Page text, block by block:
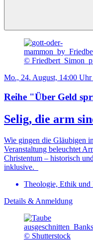
©
Mo., 24. August, 14:00
Reihe "Über Geld
Selig, die arm
Wie gingen die Gläubigen
Veranstaltung beleuchtet
Christentum – historisch
inklusive.
Theologie, Ethik und
Details & Anmeldung
© Shutterstock